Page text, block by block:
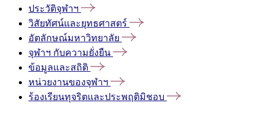
ประวัติจุฬาฯ
วิสัยทัศน์และยุทธศาสตร์
อัตลักษณ์มหาวิทยาลัย
จุฬาฯ กับความยั่งยืน
ข้อมูลและสถิติ
หน่วยงานของจุฬาฯ
ร้องเรียนทุจริตและประพฤติมิชอบ